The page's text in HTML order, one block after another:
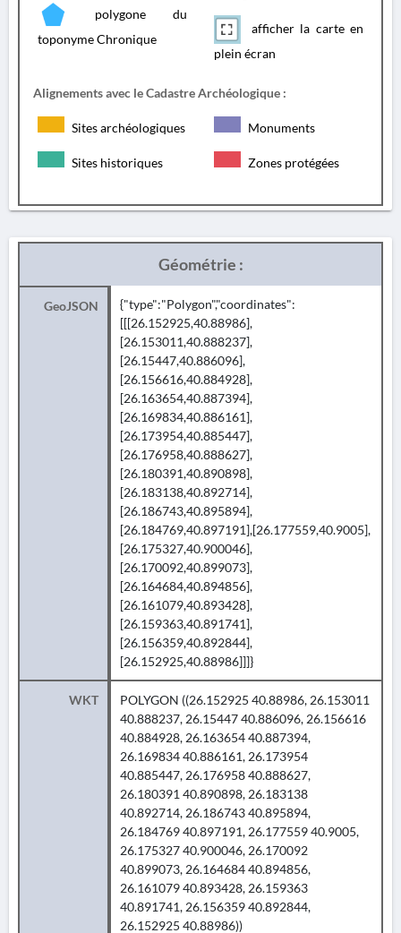
polygone du
toponyme Chronique
afficher la carte en
plein écran
Alignements avec le Cadastre Archéologique :
Sites archéologiques Monuments
Sites historiques Zones protégées
Géométrie :
GeoJSON
{"type":"Polygon","coordinates":
[[[26.152925,40.88986],
[26.153011,40.888237],
[26.15447,40.886096],
[26.156616,40.884928],
[26.163654,40.887394],
[26.169834,40.886161],
[26.173954,40.885447],
[26.176958,40.888627],
[26.180391,40.890898],
[26.183138,40.892714],
[26.186743,40.895894],
[26.184769,40.897191],[26.177559,40.9005],
[26.175327,40.900046],
[26.170092,40.899073],
[26.164684,40.894856],
[26.161079,40.893428],
[26.159363,40.891741],
[26.156359,40.892844],
[26.152925,40.88986]]]}
WKT
POLYGON ((26.152925 40.88986, 26.153011
40.888237, 26.15447 40.886096, 26.156616
40.884928, 26.163654 40.887394,
26.169834 40.886161, 26.173954
40.885447, 26.176958 40.888627,
26.180391 40.890898, 26.183138
40.892714, 26.186743 40.895894,
26.184769 40.897191, 26.177559 40.9005,
26.175327 40.900046, 26.170092
40.899073, 26.164684 40.894856,
26.161079 40.893428, 26.159363
40.891741, 26.156359 40.892844,
26.152925 40.88986))